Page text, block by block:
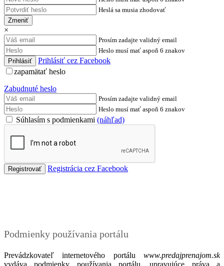
Heslá sa musia zhodovať
Zmeniť
×
Prosím zadajte validný email
Heslo musí mať aspoň 6 znakov
Prihlásiť cez Facebook
zapamätať heslo
Zabudnuté heslo
Prosím zadajte validný email
Heslo musí mať aspoň 6 znakov
Súhlasím s podmienkami (náhľad)
Registrácia cez Facebook
Podmienky používania portálu
Prevádzkovateľ internetového portálu www.predajprenajom.sk
vydáva podmienky používania portálu, upravujúce práva a